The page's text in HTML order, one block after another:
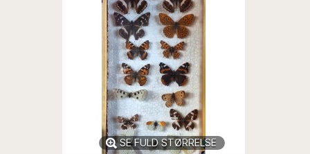
SE FULD STØRRELSE